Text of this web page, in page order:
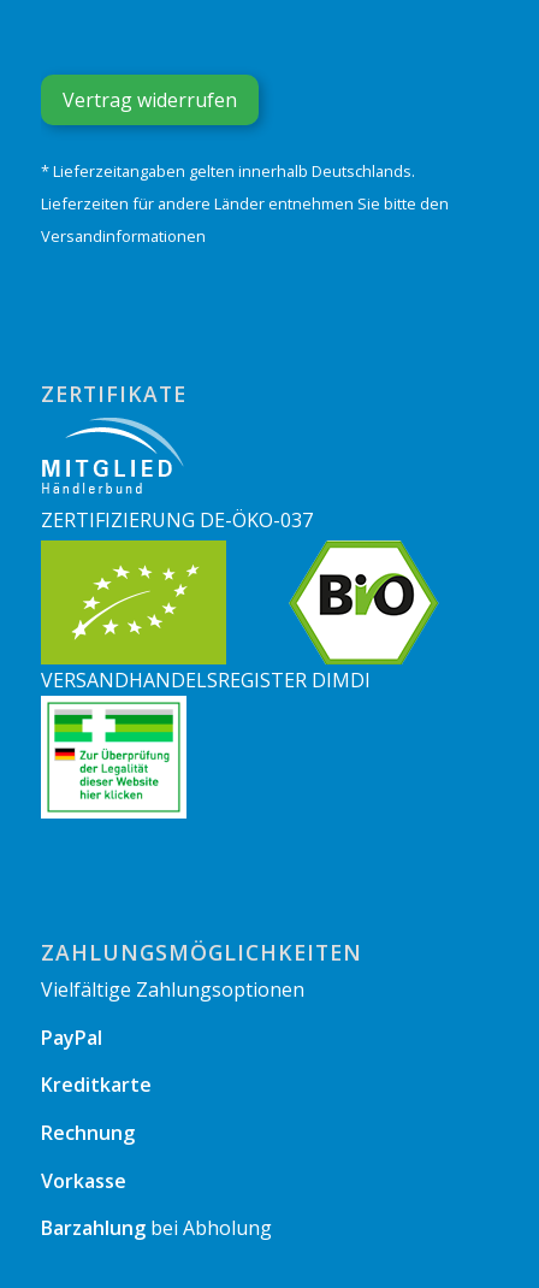
Vertrag widerrufen
* Lieferzeitangaben gelten innerhalb Deutschlands.
Lieferzeiten für andere Länder entnehmen Sie bitte den
Versandinformationen
ZERTIFIKATE
ZERTIFIZIERUNG DE-ÖKO-037
VERSANDHANDELSREGISTER DIMDI
ZAHLUNGSMÖGLICHKEITEN
Vielfältige Zahlungsoptionen
PayPal
Kreditkarte
Rechnung
Vorkasse
Barzahlungbei Abholung